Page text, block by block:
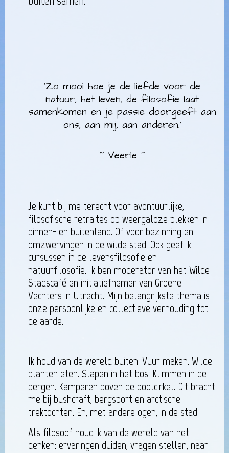
'Zo mooi hoe je de liefde voor de
natuur, het leven, de filosofie laat
samenkomen en je passie doorgeeft aan
ons, aan mij, aan anderen.'
~ Veerle ~
Je kunt bij me terecht voor avontuurlijke,
filosofische retraites op weergaloze plekken in
binnen- en buitenland. Of voor bezinning en
omzwervingen in de wilde stad. Ook geef ik
cursussen in de levensfilosofie en
natuurfilosofie. Ik ben moderator van het Wilde
Stadscafé en initiatiefnemer van Groene
Vechters in Utrecht. Mijn belangrijkste thema is
onze persoonlijke en collectieve verhouding tot
de aarde.
Ik houd van de wereld buiten. Vuur maken. Wilde
planten eten. Slapen in het bos. Klimmen in de
bergen. Kamperen boven de poolcirkel. Dit bracht
me bij bushcraft, bergsport en arctische
trektochten. En, met andere ogen, in de stad.
Als filosoof houd ik van de wereld van het
denken: ervaringen duiden, vragen stellen, naar